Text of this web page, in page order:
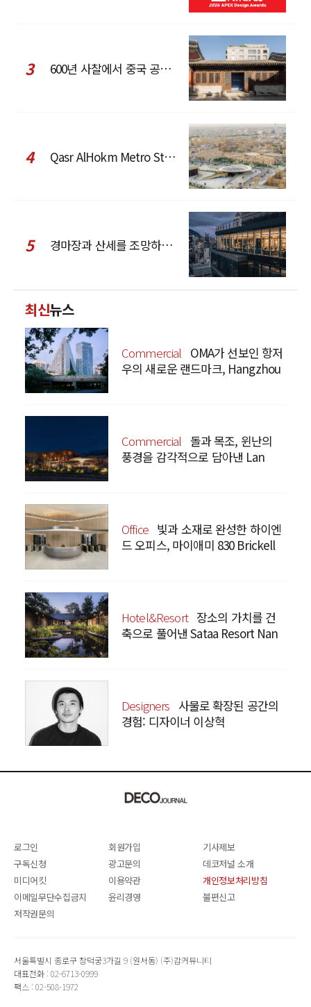
3 600년 사찰에서 중국 공예와 현대 패션을 직조한 ZARA x Fanglu Lin Pop-Up
4 Qasr AlHokm Metro Station, 구도심과 현대 공공 인프라의 접점을 제안하다
5 경마장과 산세를 조망하는 CCD Hong Kong Creative Center
최신뉴스
Commercial OMA가 선보인 항저
우의 새로운 랜드마크, Hangzhou
Commercial 돌과 목조, 윈난의
풍경을 감각적으로 담아낸 Lan
Office 빛과 소재로 완성한 하이엔
드 오피스, 마이애미 830 Brickell
Hotel&Resort 장소의 가치를 건
축으로 풀어낸 Sataa Resort Nan
Designers 사물로 확장된 공간의
경험: 디자이너 이상혁
로그인 회원가입
기사제보
구독신청
광고문의
데코저널 소개
미디어킷
이용약관
개인정보처리방침
이메일무단수집금지
윤리경영
불편신고
저작권문의
서울특별시 종로구 창덕궁3가길 9 (원서동) (주)감커뮤니티
대표전화 : 02-6713-0999
팩스 : 02-508-1972